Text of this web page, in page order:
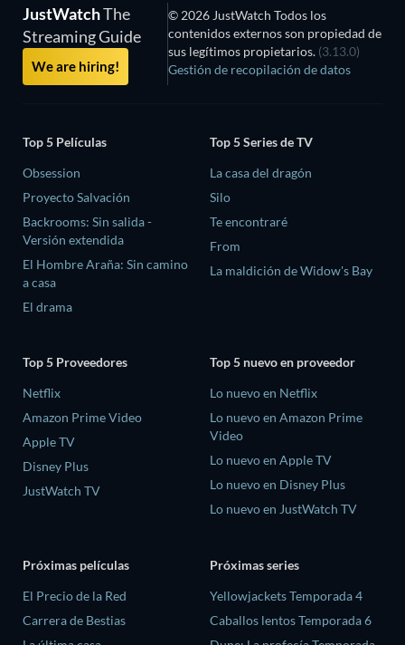
JustWatchThe
Streaming Guide
We are hiring!
© 2026 JustWatch Todos los
contenidos externos son propiedad de
sus legítimos propietarios. (3.13.0)
Gestión de recopilación de datos
Top 5 Películas
Obsession
Proyecto Salvación
Backrooms: Sin salida -
Versión extendida
El Hombre Araña: Sin camino
a casa
El drama
Top 5 Series de TV
La casa del dragón
Silo
Te encontraré
From
La maldición de Widow's Bay
Top 5 Proveedores
Netflix
Amazon Prime Video
Apple TV
Disney Plus
JustWatch TV
Top 5 nuevo en proveedor
Lo nuevo en Netflix
Lo nuevo en Amazon Prime
Video
Lo nuevo en Apple TV
Lo nuevo en Disney Plus
Lo nuevo en JustWatch TV
Próximas películas
El Precio de la Red
Carrera de Bestias
Próximas series
Yellowjackets Temporada 4
Caballos lentos Temporada 6